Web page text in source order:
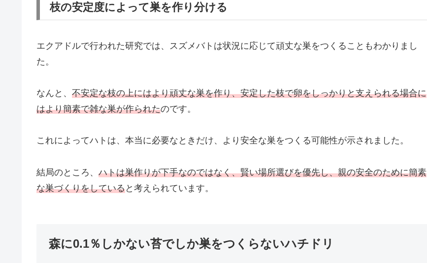
枝の安定度によって巣を作り分ける
エクアドルで行われた研究では、スズメバトは状況に応じて頑丈な巣をつくることもわかりまし
た。
なんと、 不安定な枝の上にはより頑丈な巣を作り、安定した枝で卵をしっかりと支えられる場合に
はより簡素で雑な巣が作られたのです。
これによってハトは、本当に必要なときだけ、より安全な巣をつくる可能性が示されました。
結局のところ、 ハトは巣作りが下手なのではなく、賢い場所選びを優先し、親の安全のために簡素
な巣づくりをしていると考えられています。
森に0.1％しかない苔でしか巣をつくらないハチドリ